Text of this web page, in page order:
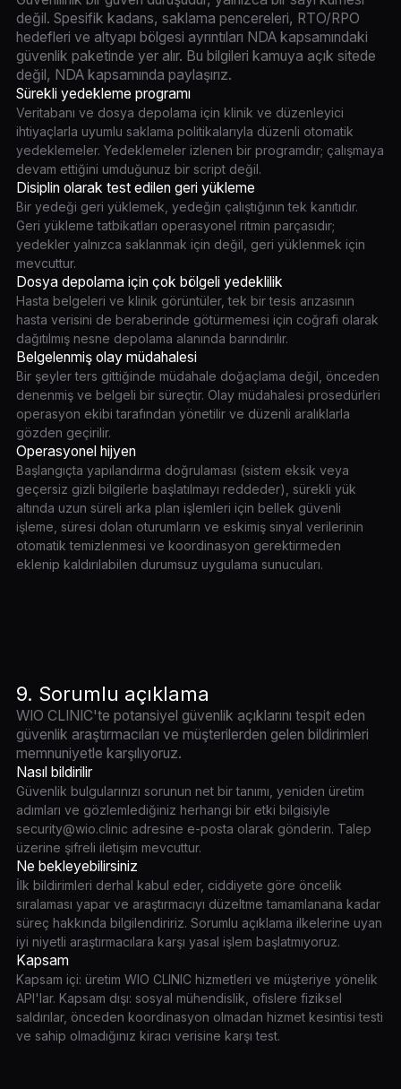
değil. Spesifik kadans, saklama pencereleri, RTO/RPO
hedefleri ve altyapı bölgesi ayrıntıları NDA kapsamındaki
güvenlik paketinde yer alır. Bu bilgileri kamuya açık sitede
değil, NDA kapsamında paylaşırız.
Sürekli yedekleme programı
Veritabanı ve dosya depolama için klinik ve düzenleyici
ihtiyaçlarla uyumlu saklama politikalarıyla düzenli otomatik
yedeklemeler. Yedeklemeler izlenen bir programdır; çalışmaya
devam ettiğini umduğunuz bir script değil.
Disiplin olarak test edilen geri yükleme
Bir yedeği geri yüklemek, yedeğin çalıştığının tek kanıtıdır.
Geri yükleme tatbikatları operasyonel ritmin parçasıdır;
yedekler yalnızca saklanmak için değil, geri yüklenmek için
mevcuttur.
Dosya depolama için çok bölgeli yedeklilik
Hasta belgeleri ve klinik görüntüler, tek bir tesis arızasının
hasta verisini de beraberinde götürmemesi için coğrafi olarak
dağıtılmış nesne depolama alanında barındırılır.
Belgelenmiş olay müdahalesi
Bir şeyler ters gittiğinde müdahale doğaçlama değil, önceden
denenmiş ve belgeli bir süreçtir. Olay müdahalesi prosedürleri
operasyon ekibi tarafından yönetilir ve düzenli aralıklarla
gözden geçirilir.
Operasyonel hijyen
Başlangıçta yapılandırma doğrulaması (sistem eksik veya
geçersiz gizli bilgilerle başlatılmayı reddeder), sürekli yük
altında uzun süreli arka plan işlemleri için bellek güvenli
işleme, süresi dolan oturumların ve eskimiş sinyal verilerinin
otomatik temizlenmesi ve koordinasyon gerektirmeden
eklenip kaldırılabilen durumsuz uygulama sunucuları.
9. Sorumlu açıklama
WIO CLINIC'te potansiyel güvenlik açıklarını tespit eden
güvenlik araştırmacıları ve müşterilerden gelen bildirimleri
memnuniyetle karşılıyoruz.
Nasıl bildirilir
Güvenlik bulgularınızı sorunun net bir tanımı, yeniden üretim
adımları ve gözlemlediğiniz herhangi bir etki bilgisiyle
security@wio.clinic adresine e-posta olarak gönderin. Talep
üzerine şifreli iletişim mevcuttur.
Ne bekleyebilirsiniz
İlk bildirimleri derhal kabul eder, ciddiyete göre öncelik
sıralaması yapar ve araştırmacıyı düzeltme tamamlanana kadar
süreç hakkında bilgilendiririz. Sorumlu açıklama ilkelerine uyan
iyi niyetli araştırmacılara karşı yasal işlem başlatmıyoruz.
Kapsam
Kapsam içi: üretim WIO CLINIC hizmetleri ve müşteriye yönelik
API'lar. Kapsam dışı: sosyal mühendislik, ofislere fiziksel
saldırılar, önceden koordinasyon olmadan hizmet kesintisi testi
ve sahip olmadığınız kiracı verisine karşı test.